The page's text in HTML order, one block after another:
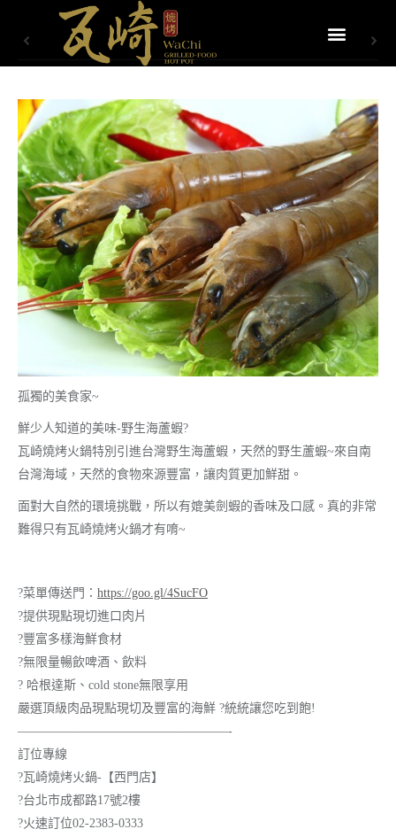
孤獨的美食家~
鮮少人知道的美味-野生海蘆蝦?
瓦崎燒烤火鍋特別引進台灣野生海蘆蝦，天然的野生蘆蝦~來自南
台灣海域，天然的食物來源豐富，讓肉質更加鮮甜。
面對大自然的環境挑戰，所以有媲美劍蝦的香味及口感。真的非常
難得只有 瓦崎燒烤火鍋才有唷~
?菜單傳送門： https://goo.gl/4SucFO
?提供現點現切進口肉片
?豐富多樣海鮮食材
?無限量暢飲啤酒、飲料
? 哈根達斯、cold stone無限享用
嚴選頂級肉品現點現切及豐富的海鮮 ?統統讓您吃到飽!
—————————————————-
訂位專線
?瓦崎燒烤火鍋-【西門店】
?台北市成都路17號2樓
?火速訂位02-2383-0333